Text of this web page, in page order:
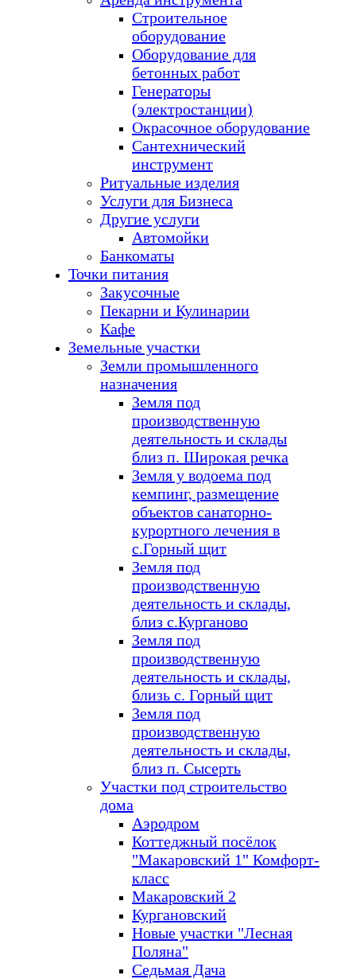
Строительное
оборудование
Оборудование для
бетонных работ
Генераторы
(электростанции)
Окрасочное оборудование
Сантехнический
инструмент
Ритуальные изделия
Услуги для Бизнеса
Другие услуги
Автомойки
Банкоматы
Точки питания
Закусочные
Пекарни и Кулинарии
Кафе
Земельные участки
Земли промышленного
назначения
Земля под
производственную
деятельность и склады
близ п. Широкая речка
Земля у водоема под
кемпинг, размещение
объектов санаторно-
курортного лечения в
с.Горный щит
Земля под
производственную
деятельность и склады,
близ с.Курганово
Земля под
производственную
деятельность и склады,
близь с. Горный щит
Земля под
производственную
деятельность и склады,
близ п. Сысерть
Участки под строительство
дома
Аэродром
Коттеджный посёлок
"Макаровский 1" Комфорт-
класс
Макаровский 2
Кургановский
Новые участки "Лесная
Поляна"
Седьмая Дача